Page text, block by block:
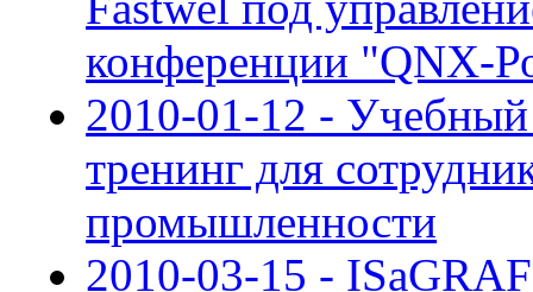
конференции "QNX-
2010-01-12 -
тренинг для
промышленности
2010-03-15 -